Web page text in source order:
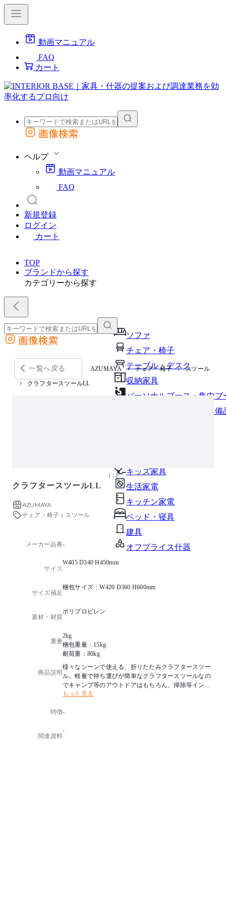
動画マニュアル
FAQ
カート
外部サイトの商品をカートに追加
画像検索
ヘルプ
動画マニュアル
FAQ
新規登録
ログイン
カート
TOP
ブランドから探す
カテゴリーから探す
ソファ
チェア・椅子
テーブル・デスク
収納家具
パーソナルブース・集中ブ
オフィスアクセサリー・備
キッズ家具
生活家電
キッチン家電
ベッド・寝具
建具
オフプライス什器
外部サイトの商品をカートに追加
他のサイトで見つけた商品ページのURLを貼り付けて、カートに追加できます
画像検索
一覧へ戻る AZUMAYA チェア・椅子 スツール
クラフタースツールLL
1 / 8
クラフタースツールLL
AZUMAYA
チェア・椅子
スツール
メーカー品番-
サイズ
W405 D340 H450mm
サイズ補足
梱包サイズ：W420 D360 H600mm
素材・材質
ポリプロピレン
重量
2kg
梱包重量：15kg
耐荷重：80kg
商品説明
様々なシーンで使える、折りたたみクラフタースツー
ル。軽量で持ち運びが簡単なクラフタースツールなの
でキャンプ等のアウトドアはもちろん、掃除等インド
アでも使える1台は欲しいアイテムです。
機能：折りたたみ式
もっと見る
特徴-
関連資料
-